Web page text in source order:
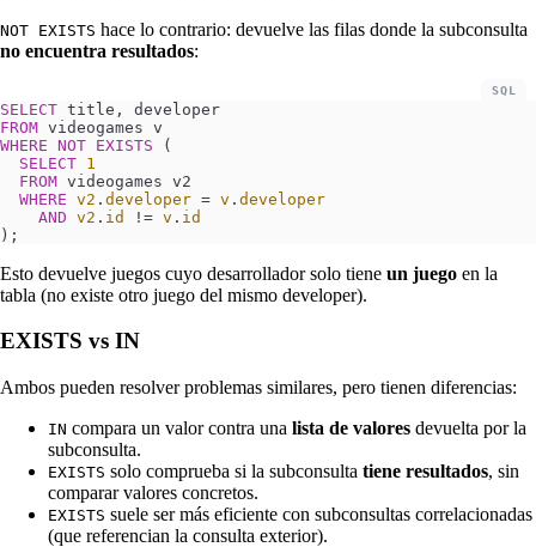
NOT EXISTS hace lo contrario: devuelve las filas donde la subconsulta
no encuentra resultados:
SELECT title, developer
FROM videogames v
WHERE NOT EXISTS (
  SELECT
1
  FROM
videogames v2
  WHERE
v2 . developer = v . developer
    AND
v2 . id != v . id
);
SQL
Esto devuelve juegos cuyo desarrollador solo tiene un juego en la
tabla (no existe otro juego del mismo developer).
EXISTS vs IN
Ambos pueden resolver problemas similares, pero tienen diferencias:
IN compara un valor contra una lista de valores devuelta por la
subconsulta.
EXISTS solo comprueba si la subconsulta tiene resultados, sin
comparar valores concretos.
EXISTS suele ser más eficiente con subconsultas correlacionadas
(que referencian la consulta exterior).